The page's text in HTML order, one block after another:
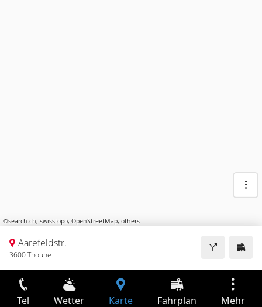
©search.ch, swisstopo, OpenStreetMap, others
Aarefeldstr.
3600 Thoune
Tel Wetter Karte Fahrplan Mehr